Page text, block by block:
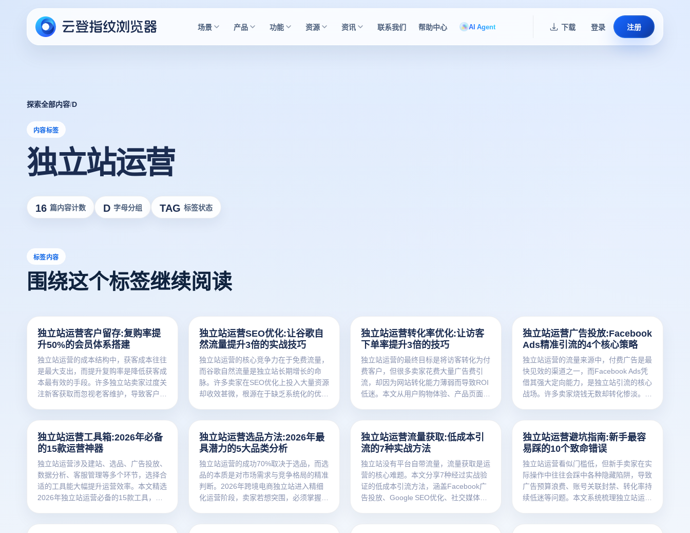
场景 产品 功能 资源 资讯 联系我们 帮助中心 AI Agent 下载 登录 注册
探索全部内容/D
内容标签
独立站运营
16 篇内容计数 D 字母分组 TAG 标签状态
标签内容
围绕这个标签继续阅读
独立站运营客户留存:复购率提
升50%的会员体系搭建
独立站运营的成本结构中，获客成本往往
是最大支出，而提升复购率是降低获客成
本最有效的手段。许多独立站卖家过度关
注新客获取而忽视老客维护，导致客户生
会员体系搭建方法。
独立站运营SEO优化:让谷歌自
然流量提升3倍的实战技巧
独立站运营的核心竞争力在于免费流量，
而谷歌自然流量是独立站长期增长的命
脉。许多卖家在SEO优化上投入大量资源
却收效甚微，根源在于缺乏系统化的优化
独立站运营转化率优化:让访客
下单率提升3倍的技巧
独立站运营的最终目标是将访客转化为付
费客户，但很多卖家花费大量广告费引
流，却因为网站转化能力薄弱而导致ROI
低迷。本文从用户购物体验、产品页面优
最大化。
独立站运营广告投放:Facebook
Ads精准引流的4个核心策略
独立站运营的流量来源中，付费广告是最
快见效的渠道之一，而Facebook Ads凭
借其强大定向能力，是独立站引流的核心
战场。许多卖家烧钱无数却转化惨淡。本
独立站运营工具箱:2026年必备
的15款运营神器
独立站运营涉及建站、选品、广告投放、
数据分析、客服管理等多个环节，选择合
适的工具能大幅提升运营效率。本文精选
2026年独立站运营必备的15款工具，涵
独立站运营选品方法:2026年最
具潜力的5大品类分析
独立站运营的成功70%取决于选品，而选
品的本质是对市场需求与竞争格局的精准
判断。2026年跨境电商独立站进入精细
化运营阶段，卖家若想突围，必须掌握数
独立站运营流量获取:低成本引
流的7种实战方法
独立站没有平台自带流量，流量获取是运
营的核心难题。本文分享7种经过实战验
证的低成本引流方法，涵盖Facebook广
告投放、Google SEO优化、社交媒体内
独立站运营避坑指南:新手最容
易踩的10个致命错误
独立站运营看似门槛低，但新手卖家在实
际操作中往往会踩中各种隐藏陷阱，导致
广告预算浪费、账号关联封禁、转化率持
续低迷等问题。本文系统梳理独立站运营